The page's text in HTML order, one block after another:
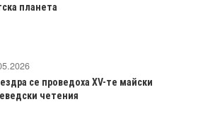
планета
се проведоха XV-те майски
четения